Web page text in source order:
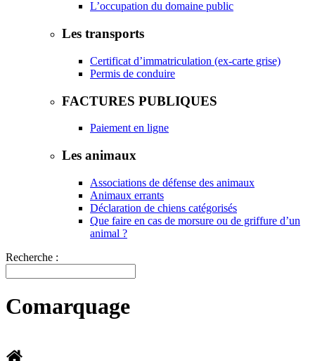
L’occupation du domaine public
Les transports
Certificat d’immatriculation (ex-carte grise)
Permis de conduire
FACTURES PUBLIQUES
Paiement en ligne
Les animaux
Associations de défense des animaux
Animaux errants
Déclaration de chiens catégorisés
Que faire en cas de morsure ou de griffure d’un
animal ?
Recherche :
Comarquage